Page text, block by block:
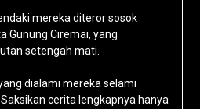
mereka diteror sosok
Gunung Ciremai, yang
setengah mati.
dialami mereka selami
cerita lengkapnya hanya